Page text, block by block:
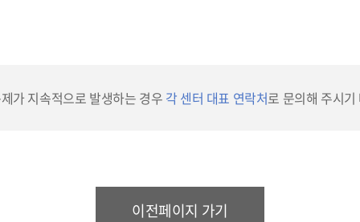
가 지속적으로 발생하는 경우 각 센터 대표 연락처로 문의해 주시
이전페이지 가기